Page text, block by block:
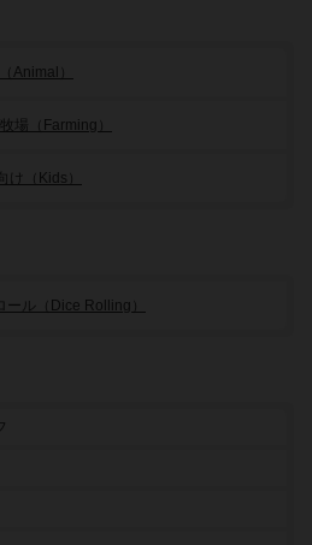
（Animal）
場（Farming）
け（Kids）
ール（Dice Rolling）